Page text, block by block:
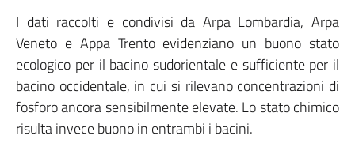
I dati raccolti e condivisi da Arpa Lombardia, Arpa
Veneto e Appa Trento evidenziano un buono stato
ecologico per il bacino sudorientale e sufficiente per il
bacino occidentale, in cui si rilevano concentrazioni di
fosforo ancora sensibilmente elevate. Lo stato chimico
risulta invece buono in entrambi i bacini.